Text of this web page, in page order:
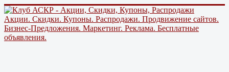
Акции. Скидки. Купоны. Распродажи. Продвижение сайтов.
Бизнес-Предложения. Маркетинг. Реклама. Бесплатные
объявления.